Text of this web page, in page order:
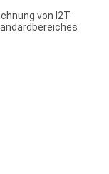
von I2T